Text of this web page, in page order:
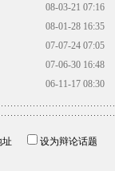
08-03-21 07:16
08-01-28 16:35
07-07-24 07:05
07-06-30 16:48
06-11-17 08:30
址
设为辩论话题